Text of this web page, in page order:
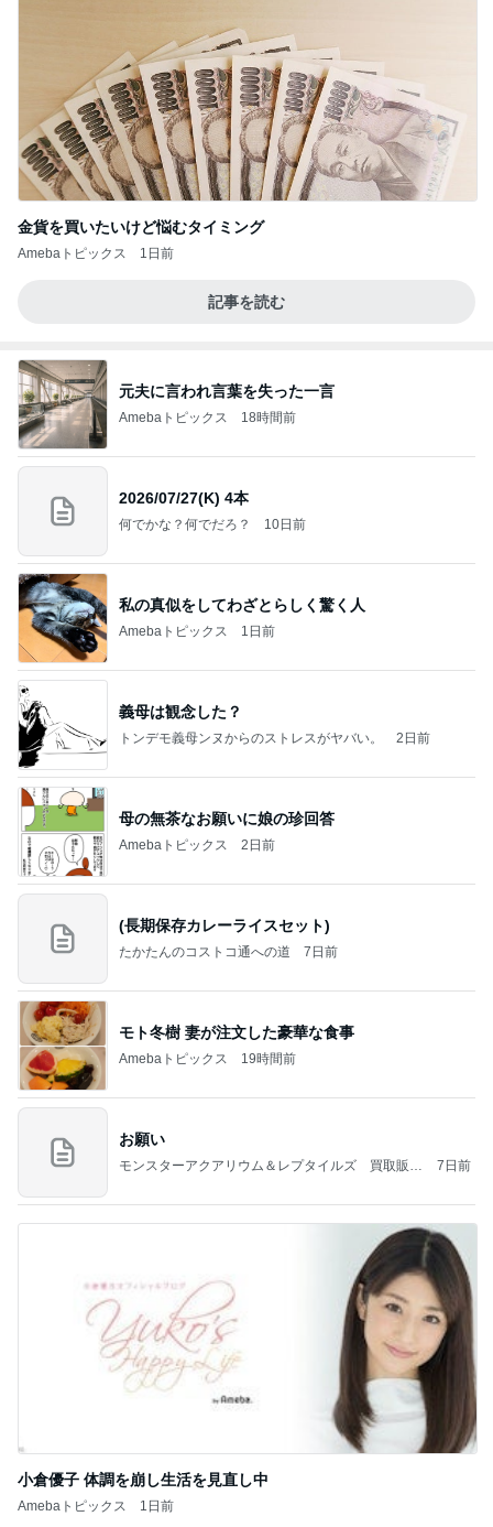
金貨を買いたいけど悩むタイミング
Amebaトピックス 1日前
記事を読む
元夫に言われ言葉を失った一言
Amebaトピックス 18時間前
2026/07/27(K) 4本
何でかな？何でだろ？ 10日前
私の真似をしてわざとらしく驚く人
Amebaトピックス 1日前
義母は観念した？
トンデモ義母ンヌからのストレスがヤバい。 2日前
母の無茶なお願いに娘の珍回答
Amebaトピックス 2日前
(長期保存カレーライスセット)
たかたんのコストコ通への道 7日前
モト冬樹 妻が注文した豪華な食事
Amebaトピックス 19時間前
お願い
モンスターアクアリウム＆レプタイルズ 買取販売
7日前
小倉優子 体調を崩し生活を見直し中
Amebaトピックス 1日前